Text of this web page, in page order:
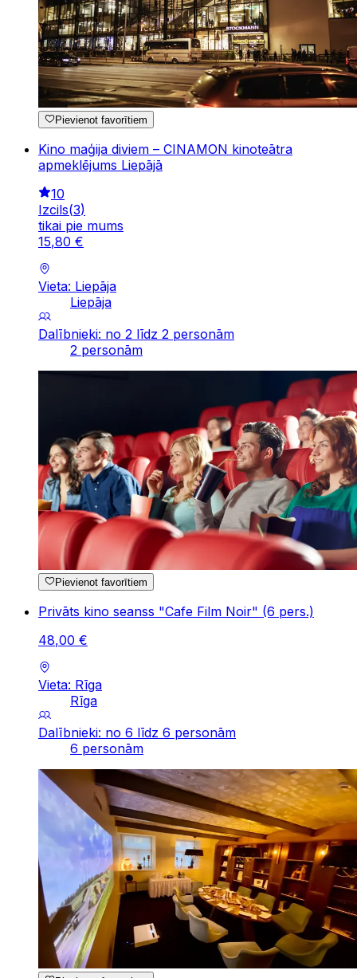
Pievienot favorītiem
Kino maģija diviem – CINAMON kinoteātra
apmeklējums Liepājā
10
Izcils(3)
tikai pie mums
15,80 €
Vieta: Liepāja
Liepāja
Dalībnieki: no 2 līdz 2 personām
2 personām
Pievienot favorītiem
Privāts kino seanss "Cafe Film Noir" (6 pers.)
48,00 €
Vieta: Rīga
Rīga
Dalībnieki: no 6 līdz 6 personām
6 personām